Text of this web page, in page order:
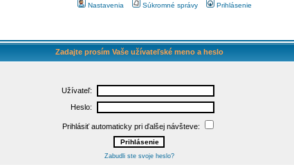
Nastavenia
Súkromné správy Prihlásenie
Zadajte prosím Vaše užívateľské meno a heslo
Užívateľ:
Heslo:
Prihlásiť automaticky pri ďalšej návšteve:
Zabudli ste svoje heslo?